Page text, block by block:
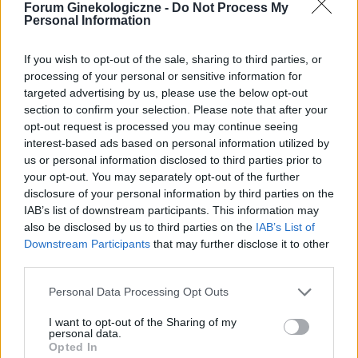
Forum Ginekologiczne - Do Not Process My
Personal Information
If you wish to opt-out of the sale, sharing to third parties, or
processing of your personal or sensitive information for
targeted advertising by us, please use the below opt-out
section to confirm your selection. Please note that after your
opt-out request is processed you may continue seeing
interest-based ads based on personal information utilized by
us or personal information disclosed to third parties prior to
your opt-out. You may separately opt-out of the further
disclosure of your personal information by third parties on the
IAB’s list of downstream participants. This information may
also be disclosed by us to third parties on the IAB’s List of
Downstream Participants that may further disclose it to other
Personal Data Processing Opt Outs
I want to opt-out of the Sharing of my
personal data.
Opted In
wiem czy to wina maszynki...
Forum:
tosiapolak
Wypadanie włosów po odstawieniu
antykoncepcji dwuskładnikowe
Cześć, Odstawiłam tabletki antykoncepcyjne 3
miesiace temu, cykle powróciły regularne,
hormony sa prawidłowe. Jednakze zauważyłam
zwiększone wypadanie włosów oraz pieczenie
skory glowy przy dotyku. Kiedy u Was po
odstawieniu antykoncepcji ustabilizowało sie i
zmniejszyło wypadanie włosów? Też miałyście
takie problemy?
Forum:Ginekologia - forum dla rodziny i
POWIĄZANE